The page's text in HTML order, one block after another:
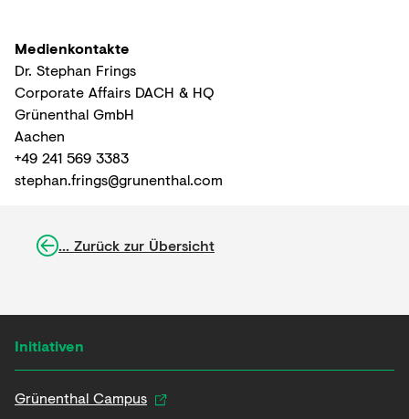
Medienkontakte
Dr. Stephan Frings
Corporate Affairs DACH & HQ
Grünenthal GmbH
Aachen
+49 241 569 3383
stephan.frings@grunenthal.com
... Zurück zur Übersicht
Initiativen
Grünenthal Campus